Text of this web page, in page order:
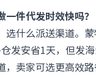
件代发时效快吗？
选什么派送渠道。
发安省1天，但发
卖家可选更高效路